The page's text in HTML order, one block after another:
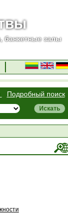
банкетные залы
Подробный поиск